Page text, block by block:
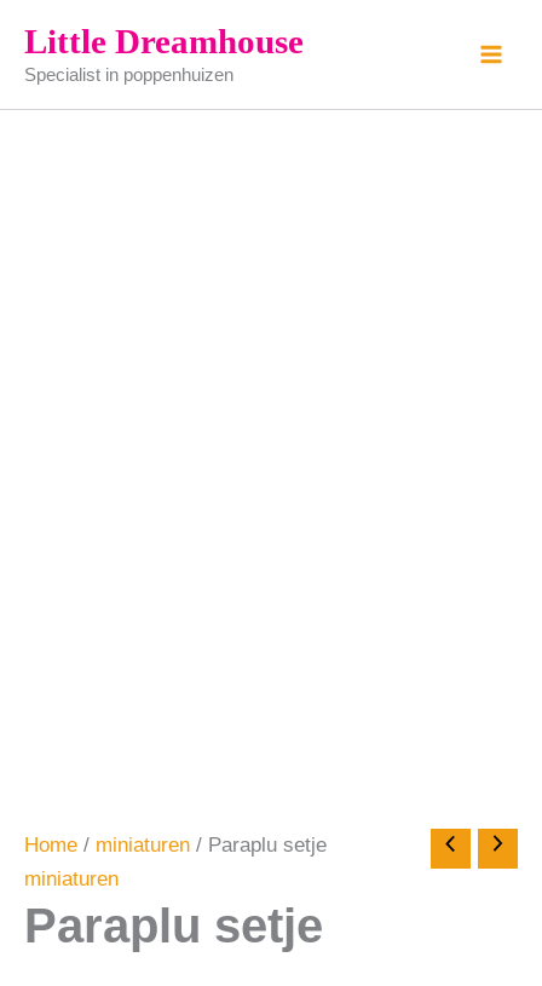
naar
inhoud
Little Dreamhouse
Specialist in poppenhuizen
Home / miniaturen / Paraplu setje
miniaturen
Paraplu setje
setje
aantal